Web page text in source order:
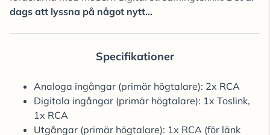
dags att lyssna på något nytt...
Specifikationer
Analoga ingångar (primär högtalare): 2x RCA
Digitala ingångar (primär högtalare): 1x Toslink,
1x RCA
Utgångar (primär högtalare): 1x RCA (för länk